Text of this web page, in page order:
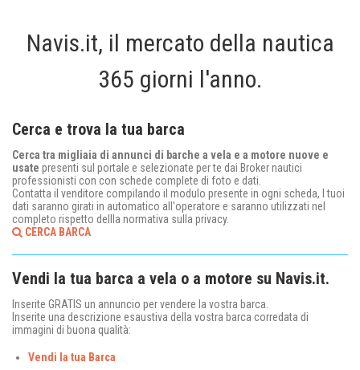
Navis.it, il mercato della nautica
365 giorni l'anno.
Cerca e trova la tua barca
Cerca tra migliaia di annunci di barche a vela e a motore nuove e
usate presenti sul portale e selezionate per te dai Broker nautici
professionisti con con schede complete di foto e dati.
Contatta il venditore compilando il modulo presente in ogni scheda, I tuoi
dati saranno girati in automatico all'operatore e saranno utilizzati nel
completo rispetto dellla normativa sulla privacy.
CERCA BARCA
Vendi la tua barca a vela o a motore su Navis.it.
Inserite GRATIS un annuncio per vendere la vostra barca.
Inserite una descrizione esaustiva della vostra barca corredata di
immagini di buona qualità:
Vendi la tua Barca